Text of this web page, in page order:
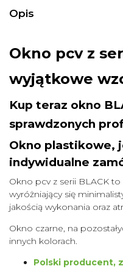
Opis
Okno pcv z
wyjątkowe
Kup teraz okno
sprawdzonych
Okno plastikowe,
indywidualne
Okno pcv z serii BLACK
wyróżniający się
jakością wykonania oraz
Okno czarne, na
innych kolorach.
Polski producent,